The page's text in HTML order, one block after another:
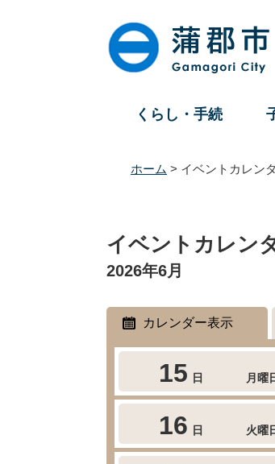
くらし・手続
ホーム > イベントカレン
文
イベントカレン
2026年6月
カレンダー表示
15 日 月曜
16 日 火曜